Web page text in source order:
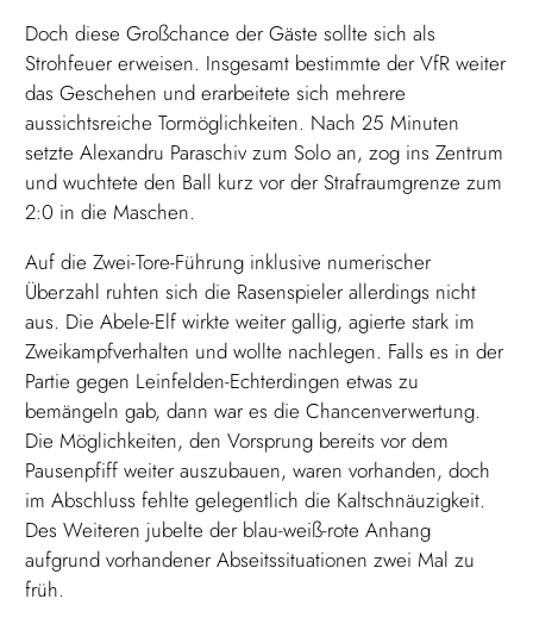
Doch diese Großchance der Gäste sollte sich als
Strohfeuer erweisen. Insgesamt bestimmte der VfR weiter
das Geschehen und erarbeitete sich mehrere
aussichtsreiche Tormöglichkeiten. Nach 25 Minuten
setzte Alexandru Paraschiv zum Solo an, zog ins Zentrum
und wuchtete den Ball kurz vor der Strafraumgrenze zum
2:0 in die Maschen.
Auf die Zwei-Tore-Führung inklusive numerischer
Überzahl ruhten sich die Rasenspieler allerdings nicht
aus. Die Abele-Elf wirkte weiter gallig, agierte stark im
Zweikampfverhalten und wollte nachlegen. Falls es in der
Partie gegen Leinfelden-Echterdingen etwas zu
bemängeln gab, dann war es die Chancenverwertung.
Die Möglichkeiten, den Vorsprung bereits vor dem
Pausenpfiff weiter auszubauen, waren vorhanden, doch
im Abschluss fehlte gelegentlich die Kaltschnäuzigkeit.
Des Weiteren jubelte der blau-weiß-rote Anhang
aufgrund vorhandener Abseitssituationen zwei Mal zu
früh.